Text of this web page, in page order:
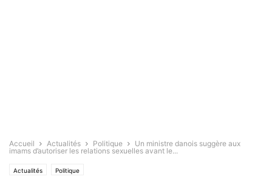
Accueil Actualités Politique
Un ministre danois suggère aux
imams d’autoriser les relations sexuelles avant le...
Actualités Politique